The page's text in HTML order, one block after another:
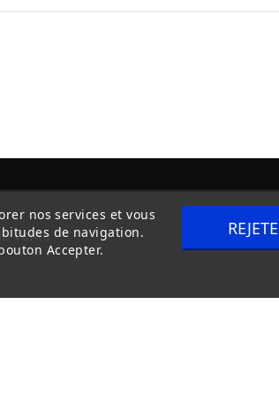
Vente Livraison
nos services et vous
de navigation.
Accepter.